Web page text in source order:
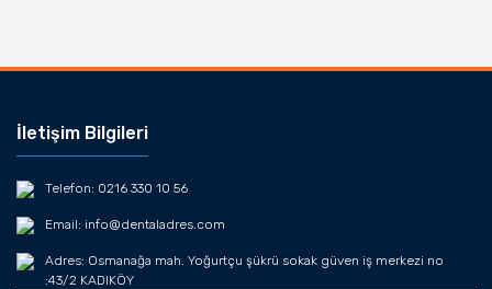
İletişim Bilgileri
Telefon: 0216 330 10 56
Email: info@dentaladres.com
Adres: Osmanağa mah. Yoğurtçu şükrü sokak güven iş merkezi no
:43/2 KADIKÖY